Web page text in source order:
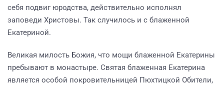
себя подвиг юродства, действительно исполнял
заповеди Христовы. Так случилось и с блаженной
Екатериной.
Великая милость Божия, что мощи блаженной Екатерины
пребывают в монастыре. Святая блаженная Екатерина
является особой покровительницей Пюхтицкой Обители,